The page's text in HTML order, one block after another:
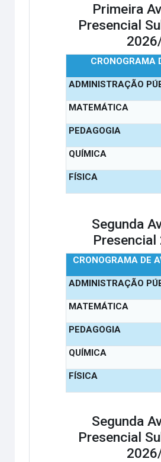
Primeira
Presencial
CRONOGRAMA
ADMINISTRAÇÃO
MATEMÁTICA
PEDAGOGIA
QUÍMICA
FÍSICA
Segunda
Presencial
CRONOGRAMA DE
ADMINISTRAÇÃO
MATEMÁTICA
PEDAGOGIA
QUÍMICA
FÍSICA
Segunda
Presencial